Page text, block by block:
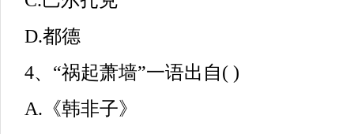
D.都德
4、“祸起萧墙”一语出自( )
A.《韩非子》